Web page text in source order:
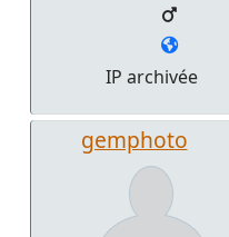
IP archivée
gemphoto